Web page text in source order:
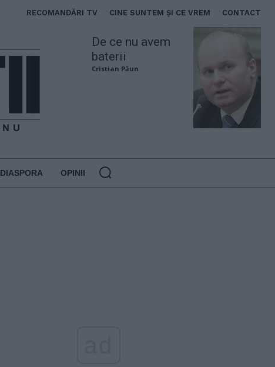
RECOMANDĂRI TV CINE SUNTEM ȘI CE VREM CONTACT
De ce nu avem
baterii
Cristian Păun
DIASPORA OPINII